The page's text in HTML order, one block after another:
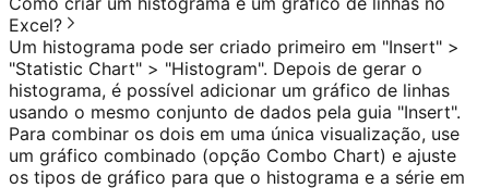
Excel?
Um histograma pode ser criado primeiro em "Insert" >
"Statistic Chart" > "Histogram". Depois de gerar o
histograma, é possível adicionar um gráfico de linhas
usando o mesmo conjunto de dados pela guia "Insert".
Para combinar os dois em uma única visualização, use
um gráfico combinado (opção Combo Chart) e ajuste
os tipos de gráfico para que o histograma e a série em